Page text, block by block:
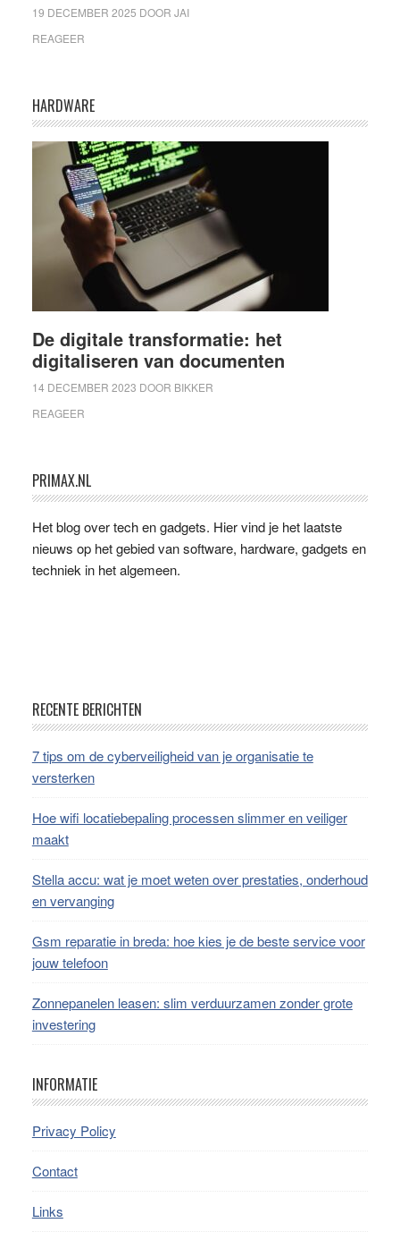
19 DECEMBER 2025 DOOR JAI
REAGEER
HARDWARE
De digitale transformatie: het
digitaliseren van documenten
14 DECEMBER 2023 DOOR BIKKER
REAGEER
Primaire
Sidebar
PRIMAX.NL
Het blog over tech en gadgets. Hier vind je het laatste
nieuws op het gebied van software, hardware, gadgets en
techniek in het algemeen.
Footer
RECENTE BERICHTEN
7 tips om de cyberveiligheid van je organisatie te
versterken
Hoe wifi locatiebepaling processen slimmer en veiliger
maakt
Stella accu: wat je moet weten over prestaties, onderhoud
en vervanging
Gsm reparatie in breda: hoe kies je de beste service voor
jouw telefoon
Zonnepanelen leasen: slim verduurzamen zonder grote
investering
INFORMATIE
Privacy Policy
Contact
Links